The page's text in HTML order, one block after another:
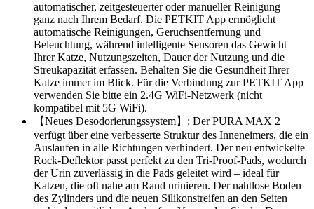
automatischer, zeitgesteuerter oder manueller Reinigung –
ganz nach Ihrem Bedarf. Die PETKIT App ermöglicht
automatische Reinigungen, Geruchsentfernung und
Beleuchtung, während intelligente Sensoren das Gewicht
Ihrer Katze, Nutzungszeiten, Dauer der Nutzung und die
Streukapazität erfassen. Behalten Sie die Gesundheit Ihrer
Katze immer im Blick. Für die Verbindung zur PETKIT App
verwenden Sie bitte ein 2.4G WiFi-Netzwerk (nicht
kompatibel mit 5G WiFi).
【Neues Desodorierungssystem】: Der PURA MAX 2
verfügt über eine verbesserte Struktur des Inneneimers, die ein
Auslaufen in alle Richtungen verhindert. Der neu entwickelte
Rock-Deflektor passt perfekt zu den Tri-Proof-Pads, wodurch
der Urin zuverlässig in die Pads geleitet wird – ideal für
Katzen, die oft nahe am Rand urinieren. Der nahtlose Boden
des Zylinders und die neuen Silikonstreifen an den Seiten